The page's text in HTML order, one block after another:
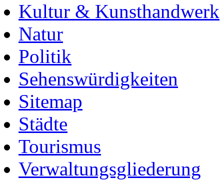
Kultur & Kunsthandwerk
Natur
Politik
Sehenswürdigkeiten
Sitemap
Städte
Tourismus
Verwaltungsgliederung